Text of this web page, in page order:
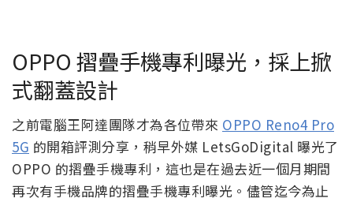
OPPO 摺疊手機專利曝光，採上掀
式翻蓋設計
之前電腦王阿達團隊才為各位帶來 OPPO Reno4 Pro
5G 的開箱評測分享，稍早外媒 LetsGoDigital 曝光了
OPPO 的摺疊手機專利，這也是在過去近一個月期間
再次有手機品牌的摺疊手機專利曝光。儘管迄今為止